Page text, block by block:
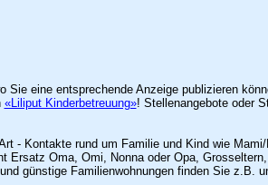
eine entsprechende Anzeige publizieren
«Liliput Kinderbetreuung»! Stellenangebote oder
- Kontakte rund um Familie und Kind wie
Ersatz Oma, Omi, Nonna oder Opa,
günstige Familienwohnungen finden Sie z.B.